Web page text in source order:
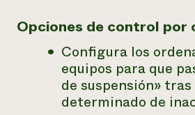
Opciones de control por
Configura los
equipos para que
de suspensión»
determinado de